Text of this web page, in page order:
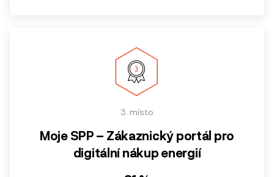
3. místo
Moje SPP – Zákaznický portál pro
digitální nákup energií